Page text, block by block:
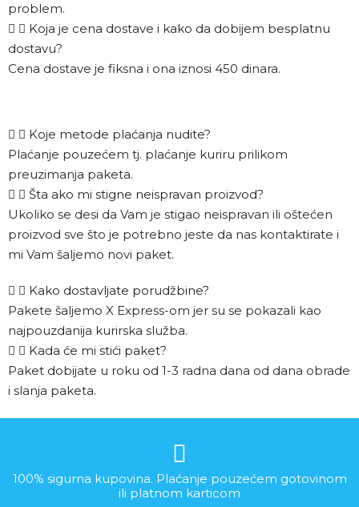
problem.
Koja je cena dostave i kako da dobijem besplatnu
dostavu?
Cena dostave je fiksna i ona iznosi 450 dinara.
Koje metode plaćanja nudite?
Plaćanje pouzećem tj. plaćanje kuriru prilikom
preuzimanja paketa.
Šta ako mi stigne neispravan proizvod?
Ukoliko se desi da Vam je stigao neispravan ili oštećen
proizvod sve što je potrebno jeste da nas kontaktirate i
mi Vam šaljemo novi paket.
Kako dostavljate porudžbine?
Pakete šaljemo X Express-om jer su se pokazali kao
najpouzdanija kurirska služba.
Kada će mi stići paket?
Paket dobijate u roku od 1-3 radna dana od dana obrade
i slanja paketa.
100% sigurna kupovina. Plaćanje pouzećem gotovinom
ili platnom karticom